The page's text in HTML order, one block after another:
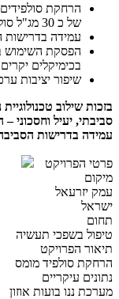
הרחקת
של כ 30 מג"ל סולפיד)
עמידה בדרישות
הפסקת השימוש
בכימיקלים
שיפור יציבות
בזכות שילוב
סביבתי, יעיל וחסכוני
עמידה בדרישות
פרטי הפרויקט
מיקום
עמק יזרעאל
ישראל
תחום
טיפול בשפכי תעשיה
תיאור הפרויקט
הרחקת סולפיד מומס
נתונים עיקריים
מערכת ננו בועות אוזון